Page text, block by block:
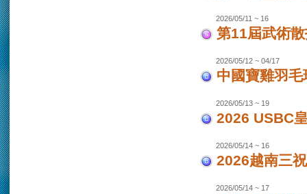
2026/05/11 ~ 16
第11屆武術
2026/05/12 ~ 04/17
中國寶雞羽
2026/05/13 ~ 19
2026 USBC
2026/05/14 ~ 16
2026越南三
2026/05/14 ~ 17